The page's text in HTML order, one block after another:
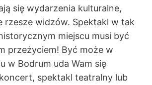
się wydarzenia kulturalne,
rzesze widzów. Spektakl w tak
miejscu musi być
przeżyciem! Być może w
w Bodrum uda Wam się
koncert, spektakl teatralny lub